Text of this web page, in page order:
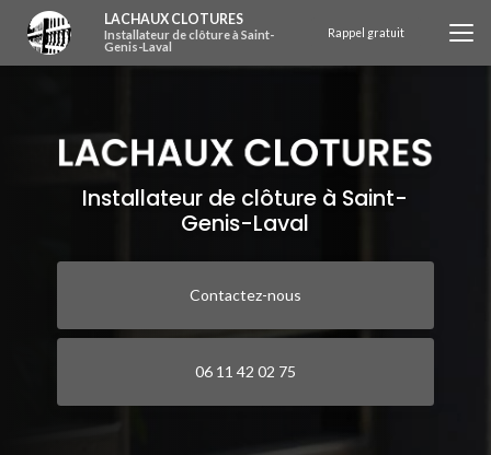
contenu
principal
LACHAUX CLOTURES
Installateur de clôture à Saint-
Genis-Laval
Rappel gratuit
Installateur de clôture à Saint-
Genis-Laval
Contactez-nous
06 11 42 02 75